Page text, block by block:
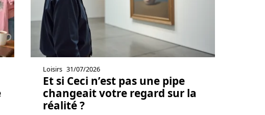
Loisirs 31/07/2026
Et si Ceci n’est pas une pipe
changeait votre regard sur la
réalité ?